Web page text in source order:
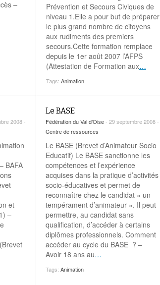
Malle pédagogique «
Parcours d’exils d’hier
et d’aujourd’hui »
La ligue 95 et
Recyclivre
Lutte contre
l’illettrisme
Les veilleurs de l’info
Formation Eco-
délégué.es
Pour s’inscrire
–
Prévention et Secours Civiques de
niveau 1.Elle a pour but de préparer
le plus grand nombre de citoyens
aux rudiments des premiers
secours.Cette formation remplace
depuis le 1er août 2007 l’AFPS
(Attestation de Formation aux…
Tags: Animation
2008 -
BAFA
et
–
Le BASE
Fédération du Val d’Oise- 29 septembre 2008 -
Centre de ressources
Le BASE (Brevet d’Animateur Socio
Educatif) Le BASE sanctionne les
compétences et l’expérience
acquises dans la pratique d’activités
socio-éducatives et permet de
reconnaître chez le candidat « un
tempérament d’animateur ». Il peut
permettre, au candidat sans
qualification, d’accéder à certains
diplômes professionnels. Comment
accéder au cycle du BASE ? –
Avoir 18 ans au…
Tags: Animation